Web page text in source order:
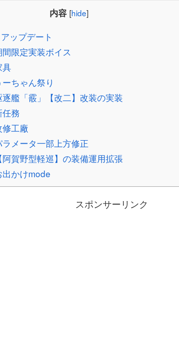
内容 [hide]
ップデート
間限定実装ボイス
具
ーちゃん祭り
艦「霰」【改二】改装の実装
任務
修工廠
ラメータ一部上方修正
阿賀野型軽巡】の装備運用拡張
出かけmode
スポンサーリンク